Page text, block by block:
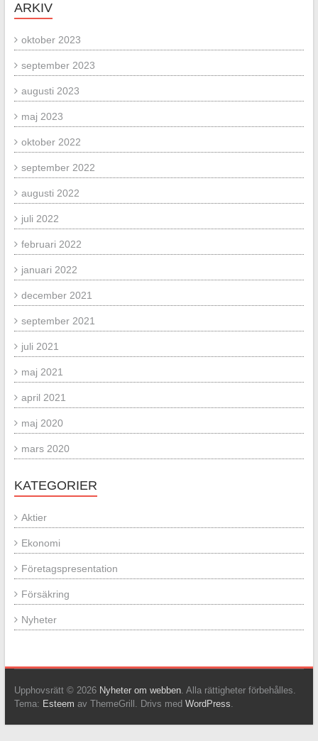
ARKIV
oktober 2023
september 2023
augusti 2023
maj 2023
oktober 2022
september 2022
augusti 2022
juli 2022
februari 2022
januari 2022
december 2021
september 2021
juli 2021
maj 2021
april 2021
maj 2020
mars 2020
KATEGORIER
Aktier
Ekonomi
Företagspresentation
Försäkring
Nyheter
Upphovsrätt © 2026 Nyheter om webben. Alla rättigheter förbehålles.
Tema: Esteem av ThemeGrill. Drivs med WordPress.